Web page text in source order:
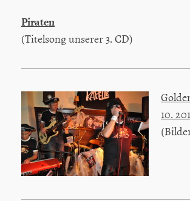
Piraten
(Titelsong unserer 3. CD)
10.